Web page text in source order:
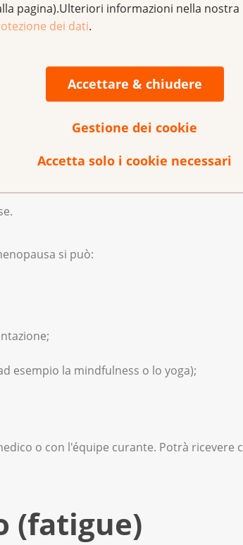
pagina).Ulteriori informazioni nella nostra
dei dati.
Accettare & chiudere
Gestione dei cookie
Accetta solo i cookie necessari
sulla possibilità di assumere ormoni
Poi potrete decidere insieme.
si può‌:
esempio la mindfulness o lo yoga);
o con l'équipe curante. Potrà
(fatigue)